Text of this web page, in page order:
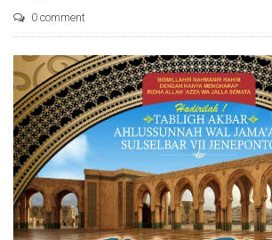
0 comment